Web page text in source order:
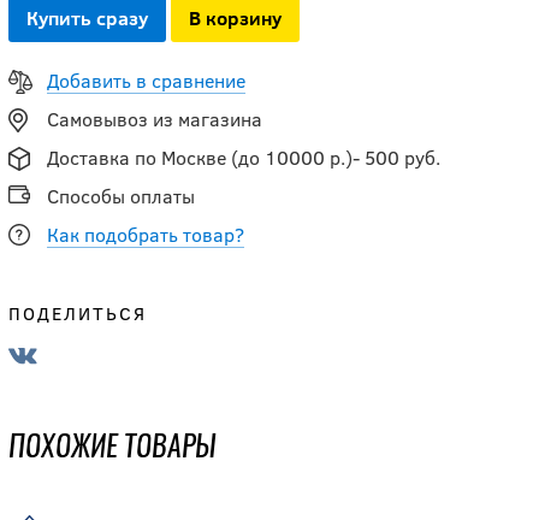
Купить сразу В корзину
Добавить в сравнение
Самовывоз из магазина
Доставка по Москве (до 10000 р.)- 500 руб.
Способы оплаты
Как подобрать товар?
ПОДЕЛИТЬСЯ
ПОХОЖИЕ ТОВАРЫ
Брюки хоккейные
компрессионные
2 000руб.